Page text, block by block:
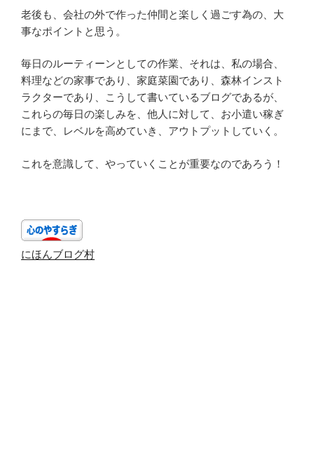
老後も、会社の外で作った仲間と楽しく過ごす為の、大
事なポイントと思う。
毎日のルーティーンとしての作業、それは、私の場合、
料理などの家事であり、家庭菜園であり、森林インスト
ラクターであり、こうして書いているブログであるが、
これらの毎日の楽しみを、他人に対して、お小遣い稼ぎ
にまで、レベルを高めていき、アウトプットしていく。
これを意識して、やっていくことが重要なのであろう！
にほんブログ村